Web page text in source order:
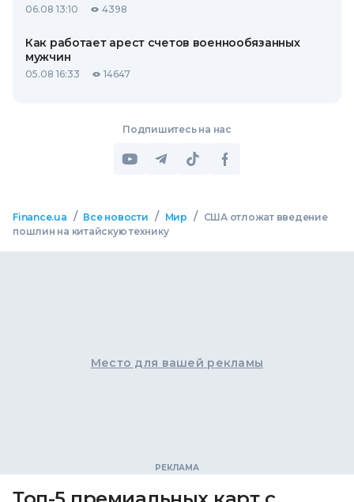
06.08 13:10 4398
Как работает арест счетов военнообязанных
мужчин
05.08 16:33 14647
Подпишитесь на нас
Finance.ua / Все новости / Мир /
США отложат введение
пошлин на китайскую технику
Место для вашей рекламы